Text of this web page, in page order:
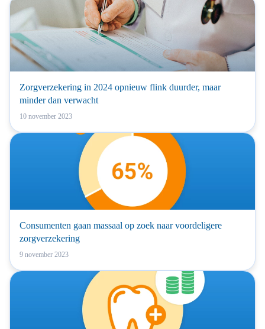
Zorgverzekering in 2024 opnieuw flink duurder, maar
minder dan verwacht
10 november 2023
Consumenten gaan massaal op zoek naar voordeligere
zorgverzekering
9 november 2023